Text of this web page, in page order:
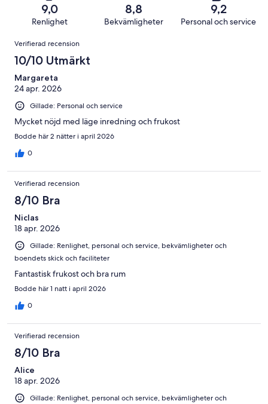
recensioner
recensioner
recensioner
betyg.
18
1776
recensioner
9,0
Renlighet
8,8
Bekvämligheter
9,2
Personal och service
Recensioner
Verifierad recension
10/10 Utmärkt
Margareta
24 apr. 2026
Gillade: Personal och service
Mycket nöjd med läge inredning och frukost
Bodde här 2 nätter i april 2026
0
Verifierad recension
8/10 Bra
Niclas
18 apr. 2026
Gillade: Renlighet, personal och service, bekvämligheter och
boendets skick och faciliteter
Fantastisk frukost och bra rum
Bodde här 1 natt i april 2026
0
Verifierad recension
8/10 Bra
Alice
18 apr. 2026
Gillade: Renlighet, personal och service, bekvämligheter och